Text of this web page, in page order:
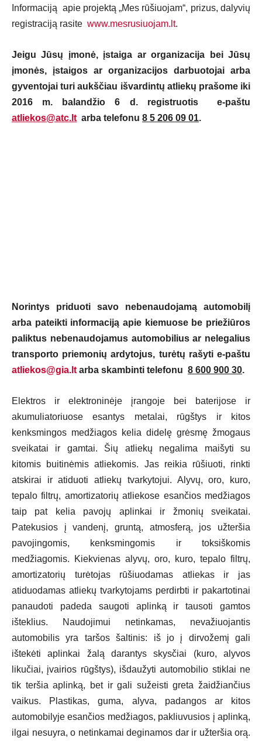
Informaciją apie projektą „Mes rūšiuojam“, prizus, dalyvių
registraciją rasite www.mesrusiuojam.lt.
Jeigu Jūsų įmonė, įstaiga ar organizacija bei Jūsų
įmonės, įstaigos ar organizacijos darbuotojai arba
gyventojai turi aukščiau išvardintų atliekų prašome iki
2016 m. balandžio 6 d. registruotis e-paštu
atliekos@atc.lt arba telefonu 8 5 206 09 01.
Norintys priduoti savo nebenaudojamą automobilį
arba pateikti informaciją apie kiemuose be priežiūros
paliktus nebenaudojamus automobilius ar nelegalius
transporto priemonių ardytojus, turėtų rašyti e-paštu
atliekos@gia.lt arba skambinti telefonu 8 600 900 30.
Elektros ir elektroninėje įrangoje bei baterijose ir
akumuliatoriuose esantys metalai, rūgštys ir kitos
kenksmingos medžiagos kelia didelę grėsmę žmogaus
sveikatai ir gamtai. Šių atliekų negalima maišyti su
kitomis buitinėmis atliekomis. Jas reikia rūšiuoti, rinkti
atskirai ir atiduoti atliekų tvarkytojui. Alyvų, oro, kuro,
tepalo filtrų, amortizatorių atliekose esančios medžiagos
taip pat kelia pavojų aplinkai ir žmonių sveikatai.
Patekusios į vandenį, gruntą, atmosferą, jos užteršia
pavojingomis, kenksmingomis ir toksiškomis
medžiagomis. Kiekvienas alyvų, oro, kuro, tepalo filtrų,
amortizatorių turėtojas rūšiuodamas atliekas ir jas
atiduodamas atliekų tvarkytojams perdirbti ir pakartotinai
panaudoti padeda saugoti aplinką ir tausoti gamtos
išteklius. Naudojimui netinkamas, nevažiuojantis
automobilis yra taršos šaltinis: iš jo į dirvožemį gali
ištekėti aplinkai žalą darantys skysčiai (kuro, alyvos
likučiai, įvairios rūgštys), išdaužyti automobilio stiklai ne
tik teršia aplinką, bet ir gali sužeisti greta žaidžiančius
vaikus. Plastikas, guma, alyva, padangos ar kitos
automobilyje esančios medžiagos, pakliuvusios į aplinką,
ilgai nesuyra, o netinkamai deginamos dar ir užteršia orą.